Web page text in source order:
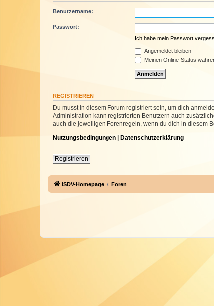
Benutzername:
Passwort:
Ich habe mein Passwort
Angemeldet bleiben
Meinen Online-Status
REGISTRIEREN
Du musst in diesem Forum registriert sein, um dich
Administration kann registrierten Benutzern auch
auch die jeweiligen Forenregeln, wenn du dich in diesem
Nutzungsbedingungen | Datenschutzerklärung
Registrieren
ISDV-Homepage Foren